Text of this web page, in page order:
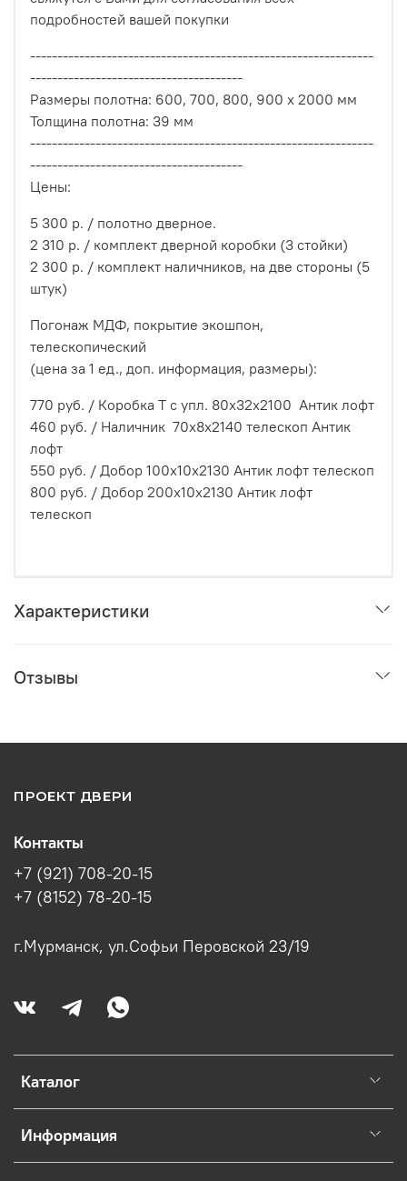
подробностей вашей покупки
---------------------------------------------------------------
---------------------------------------
Размеры полотна: 600, 700, 800, 900 х 2000 мм
Толщина полотна: 39 мм
---------------------------------------------------------------
---------------------------------------
Цены:
5 300 р. / полотно дверное.
2 310 р. / комплект дверной коробки (3 стойки)
2 300 р. / комплект наличников, на две стороны (5
штук)
Погонаж МДФ, покрытие экошпон,
телескопический
(цена за 1 ед., доп. информация, размеры):
770 руб. / Коробка Т с упл. 80х32х2100 Антик лофт
460 руб. / Наличник 70x8x2140 телескоп Антик
лофт
550 руб. / Добор 100х10х2130 Антик лофт телескоп
800 руб. / Добор 200х10х2130 Антик лофт
телескоп
Характеристики
Отзывы
ПРОЕКТ ДВЕРИ
Каталог
Информация
Контакты
+7 (921) 708-20-15
+7 (8152) 78-20-15
г.Мурманск, ул.Софьи Перовской 23/19